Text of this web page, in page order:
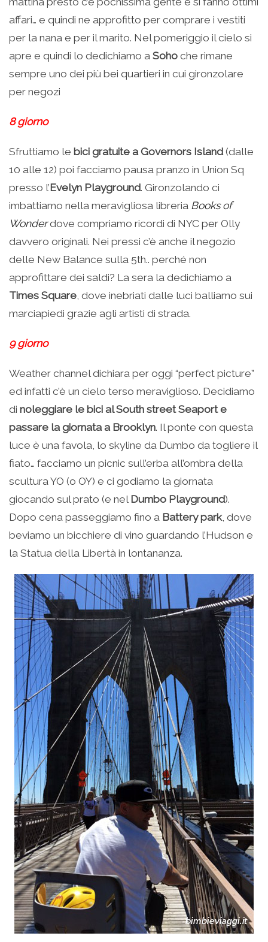
affari… e quindi ne approfitto per comprare i vestiti
per la nana e per il marito. Nel pomeriggio il cielo si
apre e quindi lo dedichiamo a Soho che rimane
sempre uno dei più bei quartieri in cui gironzolare
per negozi
8 giorno
Sfruttiamo le bici gratuite a Governors Island(dalle
10 alle 12) poi facciamo pausa pranzo in Union Sq
presso l’Evelyn Playground. Gironzolando ci
imbattiamo nella meravigliosa libreria Books of
Wonderdove compriamo ricordi di NYC per Olly
davvero originali. Nei pressi c’è anche il negozio
delle New Balance sulla 5th.. perché non
approfittare dei saldi? La sera la dedichiamo a
Times Square, dove inebriati dalle luci balliamo sui
marciapiedi grazie agli artisti di strada.
9 giorno
Weather channel dichiara per oggi “perfect picture”
ed infatti c’è un cielo terso meraviglioso. Decidiamo
di noleggiare le bici al South street Seaport e
passare la giornata a Brooklyn. Il ponte con questa
luce è una favola, lo skyline da Dumbo da togliere il
fiato… facciamo un picnic sull’erba all’ombra della
scultura YO (o OY) e ci godiamo la giornata
giocando sul prato (e nel Dumbo Playground).
Dopo cena passeggiamo fino a Battery park, dove
beviamo un bicchiere di vino guardando l’Hudson e
la Statua della Libertà in lontananza.